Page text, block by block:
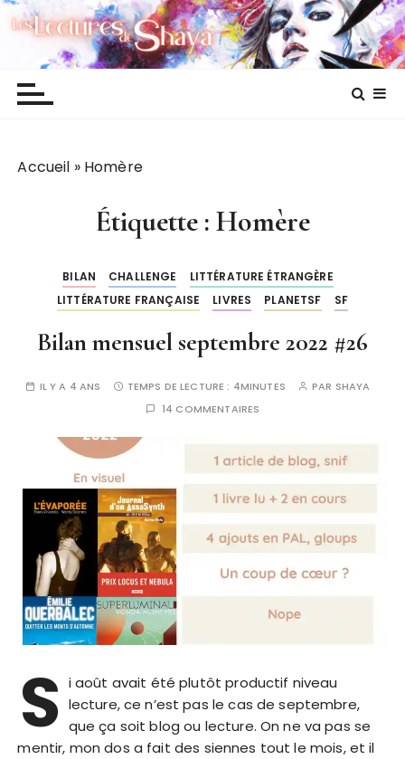
P
Les lectures de Shaya
Accueil » Homère
Étiquette : Homère
BILAN CHALLENGE
LITTÉRATURE ÉTRANGÈRE
LITTÉRATURE FRANÇAISE
LIVRES PLANETSF SF
Bilan mensuel septembre 2022 #26
IL Y A 4 ANS TEMPS DE LECTURE : 4MINUTES PAR SHAYA
14 COMMENTAIRES
S i août avait été plutôt productif niveau
lecture, ce n’est pas le cas de septembre,
que ça soit blog ou lecture. On ne va pas se
mentir, mon dos a fait des siennes tout le mois, et il